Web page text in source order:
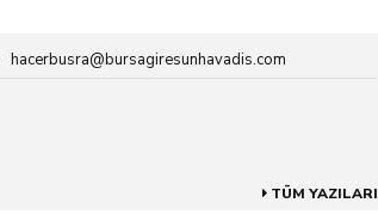
hacerbusra@bursagiresunhavadis.com
TÜM YAZILARI